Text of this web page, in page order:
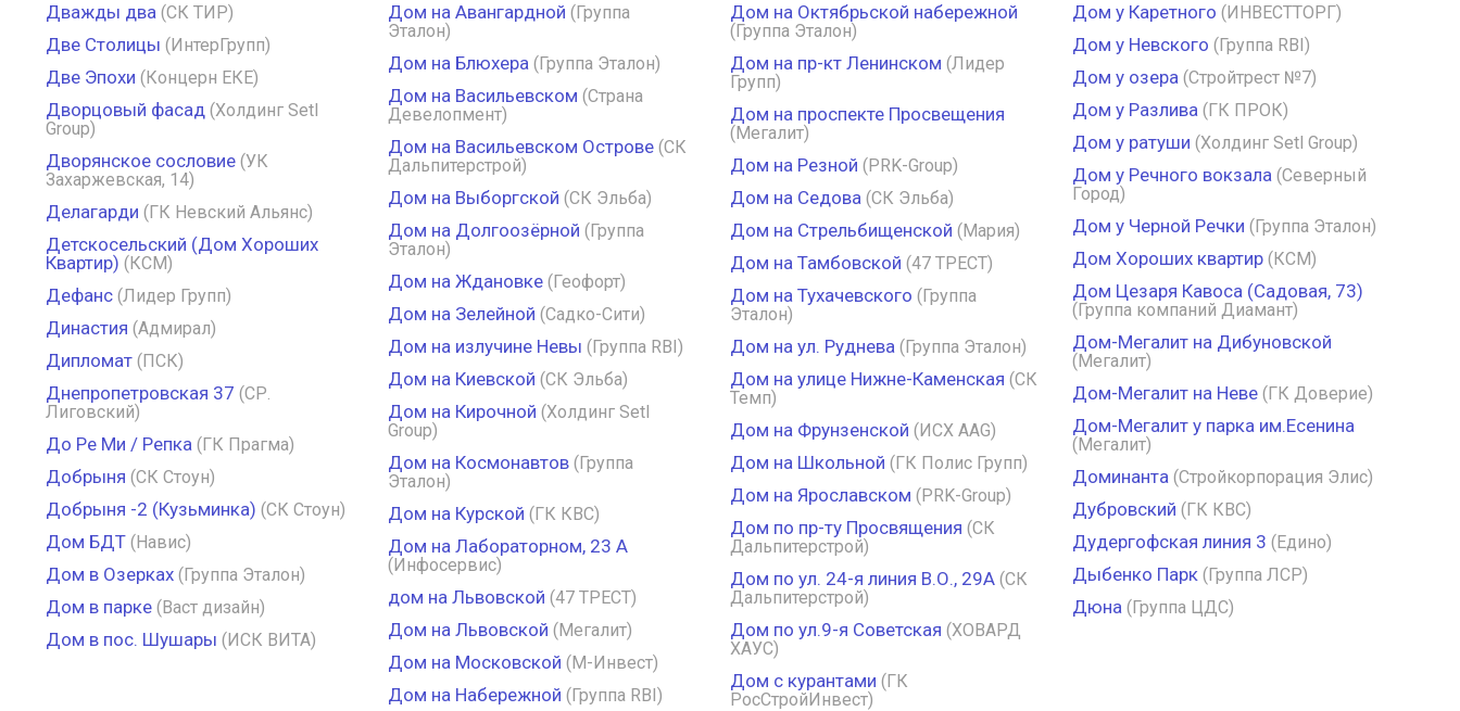
Дважды два (СК ТИР)
Две Столицы (ИнтерГрупп)
Две Эпохи (Концерн ЕКЕ)
Дворцовый фасад (Холдинг Setl
Group)
Дворянское сословие (УК
Захаржевская, 14)
Делагарди (ГК Невский Альянс)
Детскосельский (Дом Хороших
Квартир) (КСМ)
Дефанс (Лидер Групп)
Династия (Адмирал)
Дипломат (ПСК)
Днепропетровская 37 (СР.
Лиговский)
До Ре Ми / Репка (ГК Прагма)
Добрыня (СК Стоун)
Добрыня -2 (Кузьминка) (СК Стоун)
Дом БДТ (Навис)
Дом в Озерках (Группа Эталон)
Дом в парке (Васт дизайн)
Дом в пос. Шушары (ИСК ВИТА)
Дом на Авангардной (Группа
Эталон)
Дом на Блюхера (Группа Эталон)
Дом на Васильевском (Страна
Девелопмент)
Дом на Васильевском Острове (СК
Дальпитерстрой)
Дом на Выборгской (СК Эльба)
Дом на Долгоозёрной (Группа
Эталон)
Дом на Ждановке (Геофорт)
Дом на Зелейной (Садко-Сити)
Дом на излучине Невы (Группа RBI)
Дом на Киевской (СК Эльба)
Дом на Кирочной (Холдинг Setl
Group)
Дом на Космонавтов (Группа
Эталон)
Дом на Курской (ГК КВС)
Дом на Лабораторном, 23 А
(Инфосервис)
дом на Львовской (47 ТРЕСТ)
Дом на Львовской (Мегалит)
Дом на Московской (М-Инвест)
Дом на Набережной (Группа RBI)
Дом на Октябрьской набережной
(Группа Эталон)
Дом на пр-кт Ленинском (Лидер
Групп)
Дом на проспекте Просвещения
(Мегалит)
Дом на Резной (PRK-Group)
Дом на Седова (СК Эльба)
Дом на Стрельбищенской (Мария)
Дом на Тамбовской (47 ТРЕСТ)
Дом на Тухачевского (Группа
Эталон)
Дом на ул. Руднева (Группа Эталон)
Дом на улице Нижне-Каменская (СК
Темп)
Дом на Фрунзенской (ИСХ AAG)
Дом на Школьной (ГК Полис Групп)
Дом на Ярославском (PRK-Group)
Дом по пр-ту Просвящения (СК
Дальпитерстрой)
Дом по ул. 24-я линия В.О., 29А (СК
Дальпитерстрой)
Дом по ул.9-я Советская (ХОВАРД
ХАУС)
Дом с курантами (ГК
РосСтройИнвест)
Дом у Каретного (ИНВЕСТТОРГ)
Дом у Невского (Группа RBI)
Дом у озера (Стройтрест №7)
Дом у Разлива (ГК ПРОК)
Дом у ратуши (Холдинг Setl Group)
Дом у Речного вокзала (Северный
Город)
Дом у Черной Речки (Группа Эталон)
Дом Хороших квартир (КСМ)
Дом Цезаря Кавоса (Садовая, 73)
(Группа компаний Диамант)
Дом-Мегалит на Дибуновской
(Мегалит)
Дом-Мегалит на Неве (ГК Доверие)
Дом-Мегалит у парка им.Есенина
(Мегалит)
Доминанта (Стройкорпорация Элис)
Дубровский (ГК КВС)
Дудергофская линия 3 (Едино)
Дыбенко Парк (Группа ЛСР)
Дюна (Группа ЦДС)